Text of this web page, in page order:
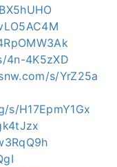
4n-4K5zXD
s/YrZ25a
H17EpmY1Gx